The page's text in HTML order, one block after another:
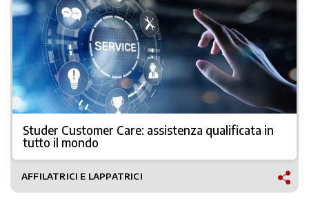
Studer Customer Care: assistenza qualificata in
tutto il mondo
AFFILATRICI E LAPPATRICI